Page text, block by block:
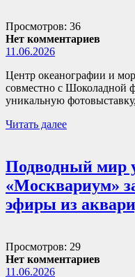
Просмотров: 36
Нет комментариев
11.06.2026
Центр океанографии и
совместно с Шоколадной
уникальную
Читать далее
Подводный мир
«Москвариум»
эфиры из
Просмотров: 29
Нет комментариев
11.06.2026